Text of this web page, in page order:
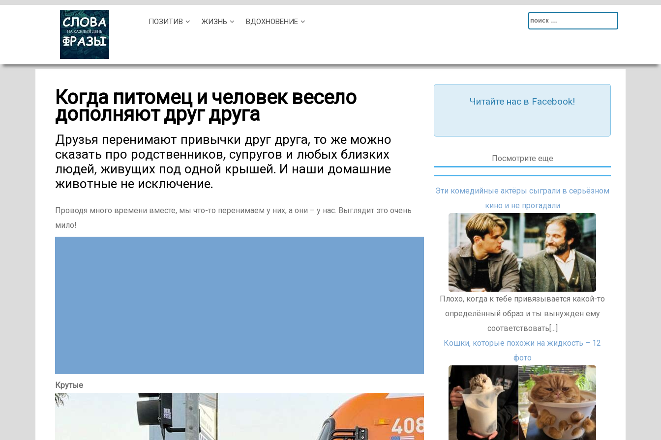
ПОЗИТИВ ЖИЗНЬ ВДОХНОВЕНИЕ
Search
Когда питомец и человек весело
дополняют друг друга
Друзья перенимают привычки друг друга, то же можно
сказать про родственников, супругов и любых близких
людей, живущих под одной крышей. И наши домашние
животные не исключение.
Проводя много времени вместе, мы что-то перенимаем у них, а они – у нас. Выглядит это очень
мило!
Крутые
Читайте нас в Facebook!
Посмотрите еще
Эти комедийные актёры сыграли в серьёзном
кино и не прогадали
Плохо, когда к тебе привязывается какой-то
определённый образ и ты вынужден ему
соответствовать[...]
Кошки, которые похожи на жидкость – 12
фото